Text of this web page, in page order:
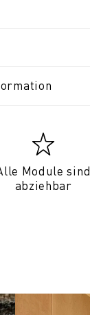
Module sind
abziehbar